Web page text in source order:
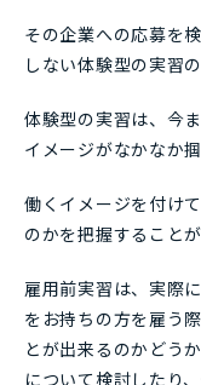
その企業への応募を
しない体験型の実習
体験型の実習は、今
イメージがなかなか
働くイメージを付け
のかを把握すること
雇用前実習は、実際
をお持ちの方を雇う
とが出来るのかどう
について検討したり